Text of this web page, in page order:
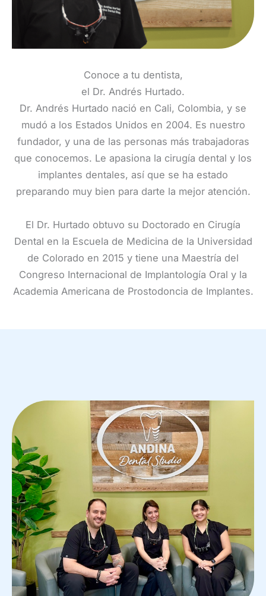
Conoce a tu dentista,
el Dr. Andrés Hurtado.
Dr. Andrés Hurtado nació en Cali, Colombia, y se
mudó a los Estados Unidos en 2004. Es nuestro
fundador, y una de las personas más trabajadoras
que conocemos. Le apasiona la cirugía dental y los
implantes dentales, así que se ha estado
preparando muy bien para darte la mejor atención.
El Dr. Hurtado obtuvo su Doctorado en Cirugía
Dental en la Escuela de Medicina de la Universidad
de Colorado en 2015 y tiene una Maestría del
Congreso Internacional de Implantología Oral y la
Academia Americana de Prostodoncia de Implantes.